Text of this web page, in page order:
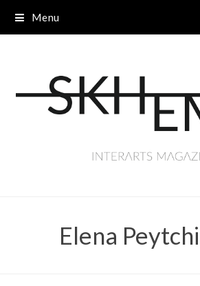
Menu
Elena